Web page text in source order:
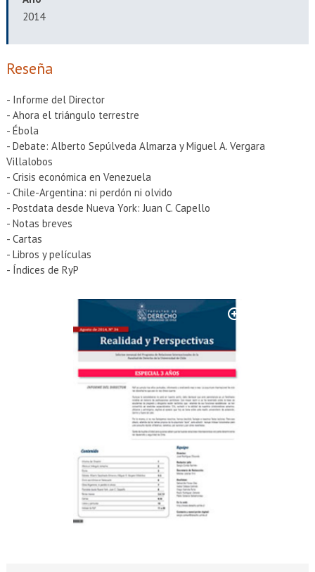
2014
Reseña
- Informe del Director
- Ahora el triángulo terrestre
- Ébola
- Debate: Alberto Sepúlveda Almarza y Miguel A. Vergara
Villalobos
- Crisis económica en Venezuela
- Chile-Argentina: ni perdón ni olvido
- Postdata desde Nueva York: Juan C. Capello
- Notas breves
- Cartas
- Libros y películas
- Índices de RyP